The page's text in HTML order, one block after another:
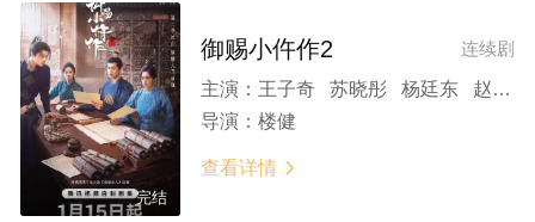
完结
连续剧
御赐小仵作2
主演： 王子奇 苏晓彤 杨廷东 赵尧珂 张宸逍 王彦鑫 柴浩伟 邹敦明 宗峰岩 郭军 黄梦莹 陈天明 林杉
导演： 楼健
查看详情 